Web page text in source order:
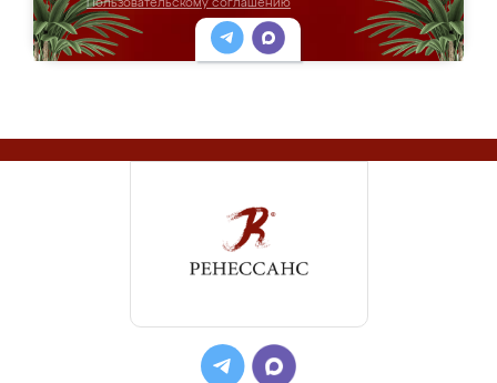
Пользовательскому соглашению